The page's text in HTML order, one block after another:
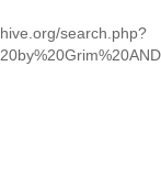
search.php?